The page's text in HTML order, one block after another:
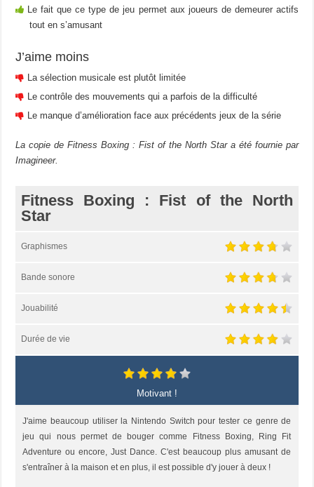
Le fait que ce type de jeu permet aux joueurs de demeurer actifs
tout en s’amusant
J’aime moins
La sélection musicale est plutôt limitée
Le contrôle des mouvements qui a parfois de la difficulté
Le manque d’amélioration face aux précédents jeux de la série
La copie de Fitness Boxing : Fist of the North Star a été fournie par
Imagineer.
Fitness Boxing : Fist of the North
Star
Graphismes
Bande sonore
Jouabilité
Durée de vie
Motivant !
J'aime beaucoup utiliser la Nintendo Switch pour tester ce genre de
jeu qui nous permet de bouger comme Fitness Boxing, Ring Fit
Adventure ou encore, Just Dance. C'est beaucoup plus amusant de
s'entraîner à la maison et en plus, il est possible d'y jouer à deux !